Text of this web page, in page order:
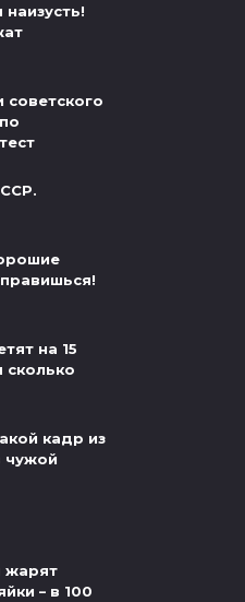
советского
на 15
сколько
кадр из
чужой
жарят
– в 100